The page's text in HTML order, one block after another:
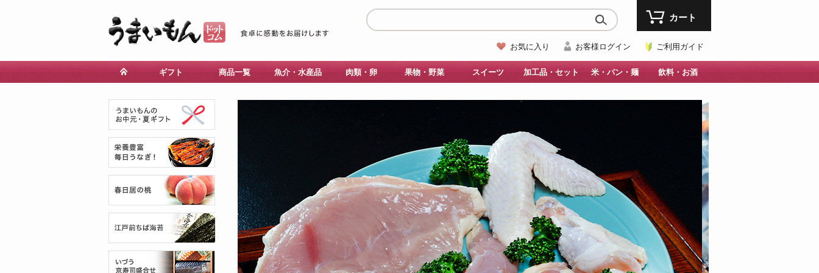
お気に入り お客様ログイン ご利用ガイド
カート
ギフト 商品一覧 魚介・水産品 肉類・卵 果物・野菜 スイーツ 加工品・セット 米・パン・麺 飲料・お酒